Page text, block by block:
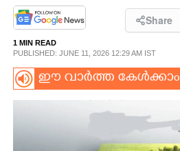
LIFESTYLE
Share
1 MIN READ
PUBLISHED: JUNE 11, 2026 12:29 AM IST
ഈ വാർത്ത കേൾക്കാം